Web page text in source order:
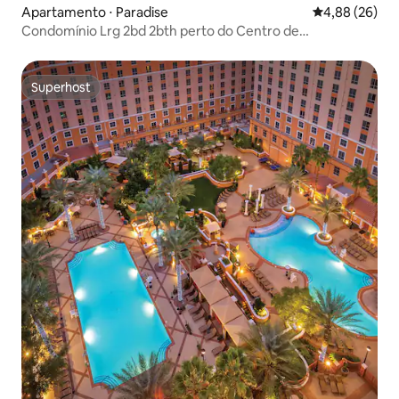
Apartamento ⋅ Paradise 4,88 de uma
4,88 (26)
Condomínio Lrg 2bd 2bth perto do Centro de
Superhost
Superhost